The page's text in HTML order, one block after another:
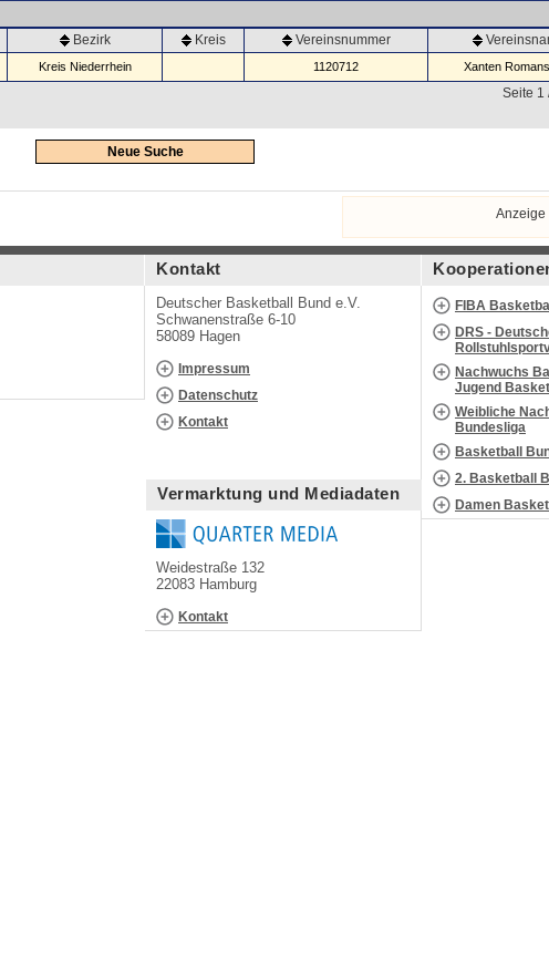
Bezirk Kreis Vereinsnummer
Kreis Niederrhein 1120712 Xanten
Seite 1
Neue Suche
Anzeige
Kontakt
Deutscher Basketball Bund e.V.
Schwanenstraße 6-10
58089 Hagen
Impressum
Datenschutz
Kontakt
Vermarktung und Mediadaten
Weidestraße 132
22083 Hamburg
Kontakt
FIBA
DRS -
Nachwuchs
Jugend
Weibliche
Bundesliga
Basketball
2. Basketball
Damen